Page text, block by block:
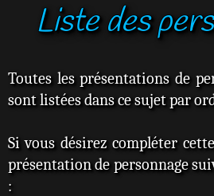
Liste des
Toutes les présentations de
sont listées dans ce sujet par
Si vous désirez compléter
présentation de personnage
: